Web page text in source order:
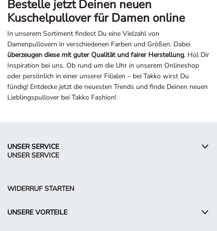
Kuschelpullover für Damen online
In unserem Sortiment findest Du eine Vielzahl von
Damenpullovern in verschiedenen Farben und Größen. Dabei
überzeugen diese mit guter Qualität und fairer Herstellung. Hol Dir
Inspiration bei uns. Ob rund um die Uhr in unserem Onlineshop
oder persönlich in einer unserer Filialen – bei Takko wirst Du
fündig! Entdecke jetzt die neuesten Trends und finde Deinen neuen
Lieblingspullover bei Takko Fashion!
UNSER SERVICE